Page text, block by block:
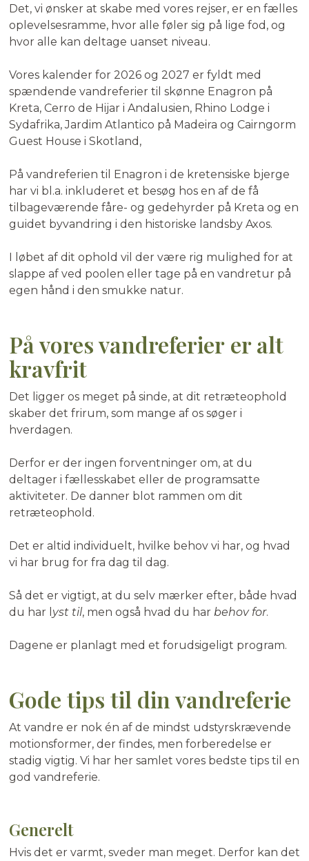
Det, vi ønsker at skabe med vores rejser, er en fælles
oplevelsesramme, hvor alle føler sig på lige fod, og
hvor alle kan deltage uanset niveau.
Vores kalender for 2026 og 2027 er fyldt med
spændende vandreferier til skønne Enagron på
Kreta, Cerro de Hijar i Andalusien, Rhino Lodge i
Sydafrika, Jardim Atlantico på Madeira og Cairngorm
Guest House i Skotland,
På vandreferien til Enagron i de kretensiske bjerge
har vi bl.a. inkluderet et besøg hos en af de få
tilbageværende fåre- og gedehyrder på Kreta og en
guidet byvandring i den historiske landsby Axos.
I løbet af dit ophold vil der være rig mulighed for at
slappe af ved poolen eller tage på en vandretur på
egen hånd i den smukke natur.
På vores vandreferier er alt
kravfrit
Det ligger os meget på sinde, at dit retræteophold
skaber det frirum, som mange af os søger i
hverdagen.
Derfor er der ingen forventninger om, at du
deltager i fællesskabet eller de programsatte
aktiviteter. De danner blot rammen om dit
retræteophold.
Det er altid individuelt, hvilke behov vi har, og hvad
vi har brug for fra dag til dag.
Så det er vigtigt, at du selv mærker efter, både hvad
du har l yst til, men også hvad du har behov for.
Dagene er planlagt med et forudsigeligt program.
Gode tips til din vandreferie
At vandre er nok én af de mindst udstyrskrævende
motionsformer, der findes, men forberedelse er
stadig vigtig. Vi har her samlet vores bedste tips til en
god vandreferie.
Generelt
Hvis det er varmt, sveder man meget. Derfor kan det